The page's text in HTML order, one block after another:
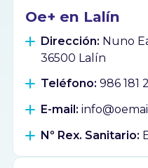
Oe+ en Lalín
Dirección: Nuno
36500 Lalín
Teléfono: 986 181
E-mail:
Nº Rex. Sanitario: